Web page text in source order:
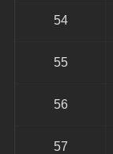
54
55
56
57